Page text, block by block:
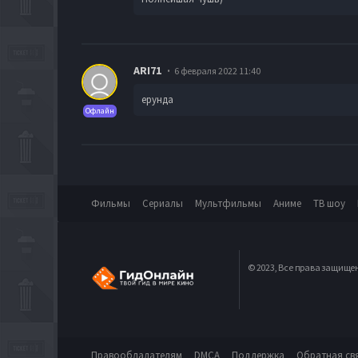
Офлайн
ARI71 6 февраля 2022 11:40
ерунда
Фильмы Сериалы Мультфильмы Аниме ТВ шоу
© 2023, Все права